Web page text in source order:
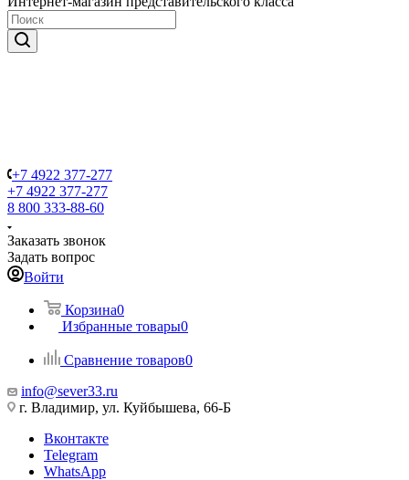
+7 4922 377-277
+7 4922 377-277
8 800 333-88-60
Заказать звонок
Задать вопрос
Войти
Корзина0
Избранные товары0
Сравнение товаров0
info@sever33.ru
г. Владимир, ул. Куйбышева, 66-Б
Вконтакте
Telegram
WhatsApp